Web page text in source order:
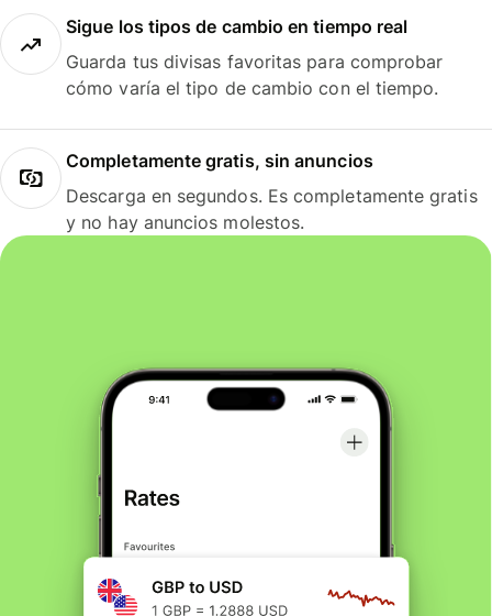
Sigue los tipos de cambio en tiempo real
Guarda tus divisas favoritas para comprobar
cómo varía el tipo de cambio con el tiempo.
Completamente gratis, sin anuncios
Descarga en segundos. Es completamente gratis
y no hay anuncios molestos.